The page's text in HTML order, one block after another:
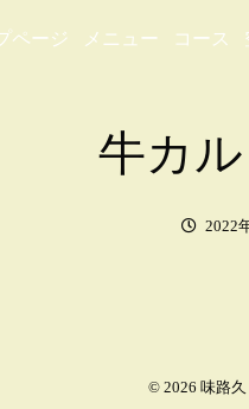
ページ メニュー コース
牛カ
2022
© 2026 味路久